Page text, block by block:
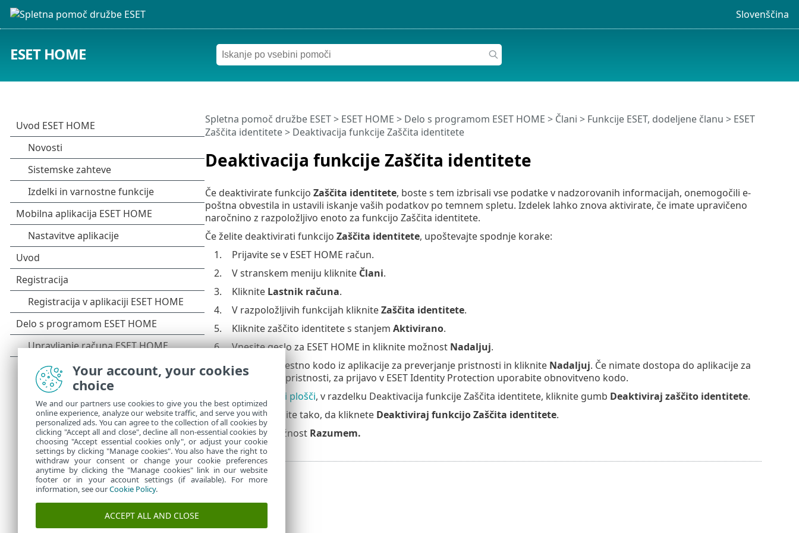
Slovenščina
ESET HOME
Deaktivacija funkcije Zaščita identitete
Spletna pomoč družbe ESET> ESET HOME > Delo s programom ESET HOME > Člani > Funkcije ESET, dodeljene članu > ESET
Zaščita identitete> Deaktivacija funkcije Zaščita identitete
Če deaktivirate funkcijo Zaščita identitete, boste s tem izbrisali vse podatke v nadzorovanih informacijah, onemogočili e-
poštna obvestila in ustavili iskanje vaših podatkov po temnem spletu. Izdelek lahko znova aktivirate, če imate upravičeno
naročnino z razpoložljivo enoto za funkcijo Zaščita identitete.
Če želite deaktivirati funkcijo Zaščita identitete, upoštevajte spodnje korake:
1.
Prijavite se v ESET HOME račun.
2.
V stranskem meniju kliknite Člani.
3.
Kliknite Lastnik računa.
4.
V razpoložljivih funkcijah klikniteZaščita identitete.
5.
Kliknite zaščito identitete s stanjem Aktivirano.
6.
Vnesite geslo za ESET HOME in kliknite možnost Nadaljuj.
7.
Vnesite 6-mestno kodo iz aplikacije za preverjanje pristnosti in kliknite Nadaljuj. Če nimate dostopa do aplikacije za
preverjanje pristnosti, za prijavo v ESET Identity Protection uporabite obnovitveno kodo.
nadzorni plošči, v razdelku Deaktivacija funkcije Zaščita identitete, kliknite gumb Deaktiviraj zaščito identitete.
9.
Izbiro potrdite tako, da kliknete Deaktiviraj funkcijo Zaščita identitete.
10. Kliknite možnost Razumem.
Your account, your cookies
choice
We and our partners use cookies to give you the best optimized
online experience, analyze our website traffic, and serve you with
personalized ads. You can agree to the collection of all cookies by
clicking "Accept all and close", decline all non-essential cookies by
choosing "Accept essential cookies only", or adjust your cookie
settings by clicking "Manage cookies". You also have the right to
withdraw your consent or change your cookie preferences
anytime by clicking the "Manage cookies" link in our website
footer or in your account settings (if available). For more
information, see ourCookie Policy.
ACCEPT ALL AND CLOSE